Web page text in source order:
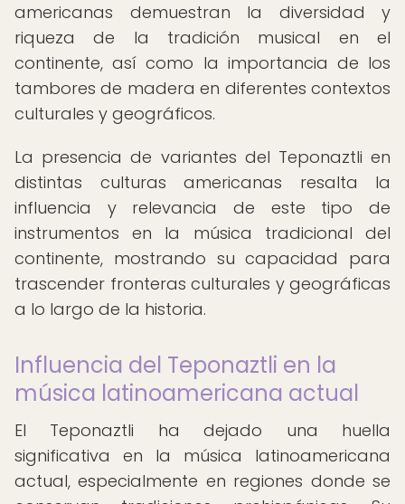
americanas demuestran la diversidad y
riqueza de la tradición musical en el
continente, así como la importancia de los
tambores de madera en diferentes contextos
culturales y geográficos.
La presencia de variantes del Teponaztli en
distintas culturas americanas resalta la
influencia y relevancia de este tipo de
instrumentos en la música tradicional del
continente, mostrando su capacidad para
trascender fronteras culturales y geográficas
a lo largo de la historia.
Influencia del Teponaztli en la
música latinoamericana actual
El Teponaztli ha dejado una huella
significativa en la música latinoamericana
actual, especialmente en regiones donde se